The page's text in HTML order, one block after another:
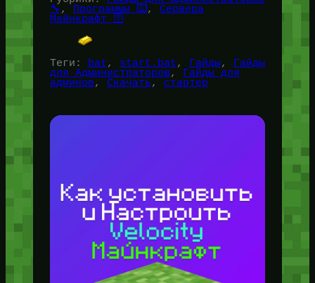
🔧 , Программы ⌨️, Сервера
Майнкрафт 🛜
Теги: bat, start.bat, Гайды, Гайды
для Администраторов, Гайды для
админов, Скачать, стартер